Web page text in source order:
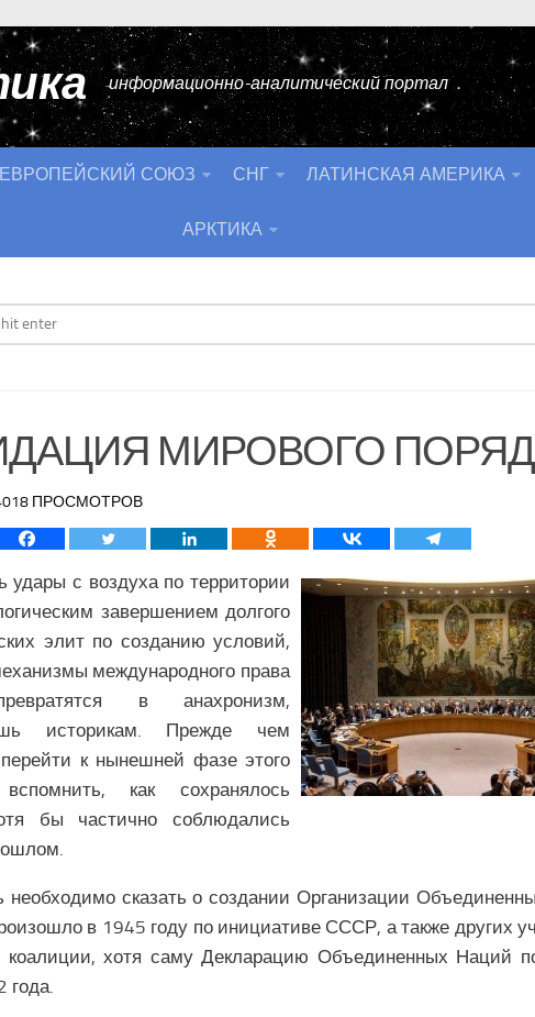
информационно-аналитический портал
ЕВРОПЕЙСКИЙ СОЮЗ СНГ ЛАТИНСКАЯ АМЕРИКА
АРКТИКА
МИРОВОГО
ПРОСМОТРОВ
удары с воздуха по территории
завершением долгого
элит по созданию условий,
международного права
в анахронизм,
историкам. Прежде чем
перейти к нынешней фазе этого
как сохранялось
бы частично соблюдались
необходимо сказать о создании Организации
в 1945 году по инициативе СССР, а также других
коалиции, хотя саму Декларацию Объединенных Наций
года.